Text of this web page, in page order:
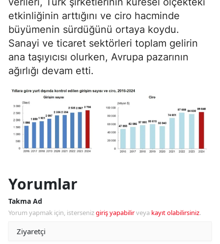
etkinliğinin arttığını ve ciro hacminde
büyümenin sürdüğünü ortaya koydu.
Sanayi ve ticaret sektörleri toplam gelirin
ana taşıyıcısı olurken, Avrupa pazarının
ağırlığı devam etti.
Yorumlar
Takma Ad
Yorum yapmak için, istersenizgiriş yapabilirveya kayıt olabilirsiniz.